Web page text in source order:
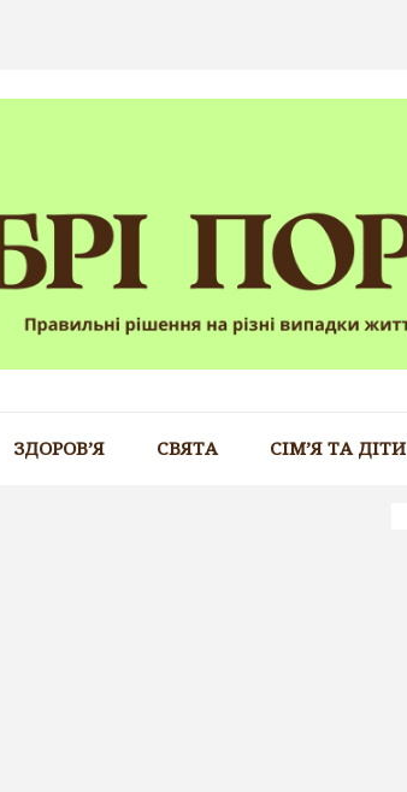
ЗДОРОВ’Я СВЯТА СІМ’Я ТА ДІТИ